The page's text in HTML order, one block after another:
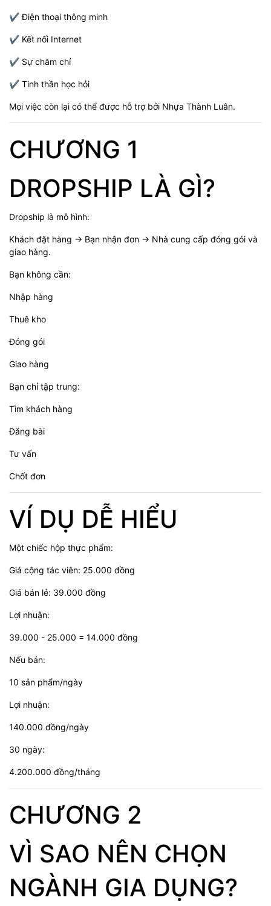
✔ Điện thoại thông minh
✔ Kết nối Internet
✔ Sự chăm chỉ
✔ Tinh thần học hỏi
Mọi việc còn lại có thể được hỗ trợ bởi Nhựa Thành Luân.
CHƯƠNG 1
DROPSHIP LÀ GÌ?
Dropship là mô hình:
Khách đặt hàng → Bạn nhận đơn → Nhà cung cấp đóng gói và
giao hàng.
Bạn không cần:
Nhập hàng
Thuê kho
Đóng gói
Giao hàng
Bạn chỉ tập trung:
Tìm khách hàng
Đăng bài
Tư vấn
Chốt đơn
VÍ DỤ DỄ HIỂU
Một chiếc hộp thực phẩm:
Giá cộng tác viên: 25.000 đồng
Giá bán lẻ: 39.000 đồng
Lợi nhuận:
39.000 - 25.000 = 14.000 đồng
Nếu bán:
10 sản phẩm/ngày
Lợi nhuận:
140.000 đồng/ngày
30 ngày:
4.200.000 đồng/tháng
CHƯƠNG 2
VÌ SAO NÊN CHỌN
NGÀNH GIA DỤNG?